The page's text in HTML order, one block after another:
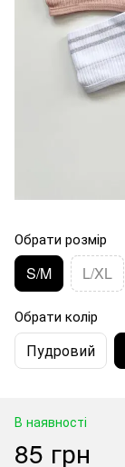
Обрати розмір
S/M L/XL
Обрати колір
Пудровий
В наявності
85 грн